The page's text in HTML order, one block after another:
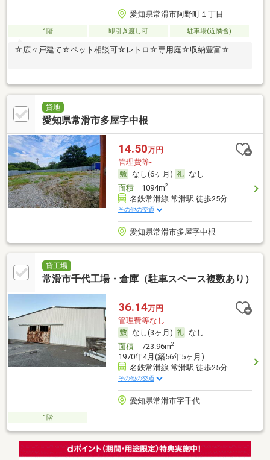
愛知県常滑市阿野町１丁目
1階 即引き渡し可 駐車場(近隣含)
☆広々戸建て☆ペット相談可☆レトロ☆専用庭☆収納豊富☆
貸地
愛知県常滑市多屋字中根
14.50万円
管理費等-
なし(6ヶ月)
なし
面積1094m2
名鉄常滑線 常滑駅 徒歩25分
その他の交通
愛知県常滑市多屋字中根
貸工場
常滑市千代工場・倉庫（駐車スペース複数あり）
36.14万円
管理費等なし
なし(3ヶ月)
なし
面積723.96m2
1970年4月(築56年5ヶ月)
名鉄常滑線 常滑駅 徒歩25分
その他の交通
愛知県常滑市字千代
1階